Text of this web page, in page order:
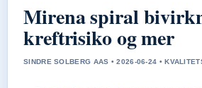
Mirena spiral
kreftrisiko og mer
SINDRE SOLBERG AAS • 2026-06-24 •